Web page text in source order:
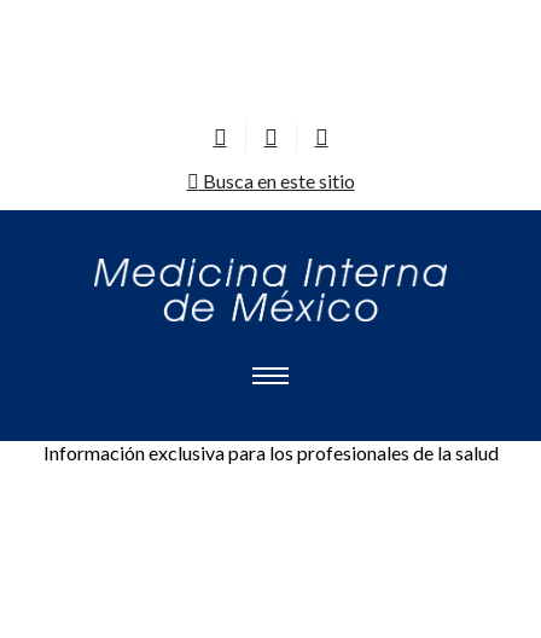
Busca en este sitio
Información exclusiva para los profesionales de la salud